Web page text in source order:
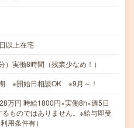
以上在宅
実働8時間（残業少なめ！）
※開始日相談OK ※9月～！
円 時給1800円×実働8h×週5日
ものではありません。※給与即受
用条件有）